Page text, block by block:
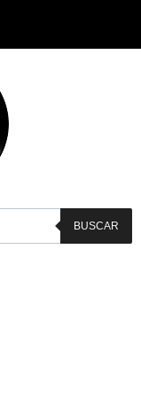
BUSCAR